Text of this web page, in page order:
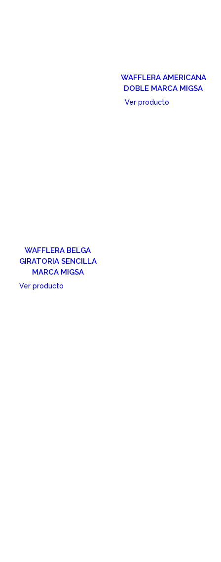
WAFFLERA BELGA
GIRATORIA SENCILLA
MARCA MIGSA
Ver producto
WAFFLERA AMERICANA
DOBLE MARCA MIGSA
Ver producto